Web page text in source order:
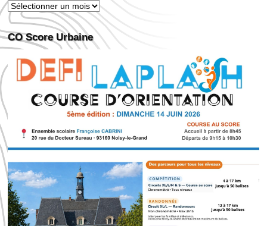
Publications,
Annonces…
CO Score Urbaine